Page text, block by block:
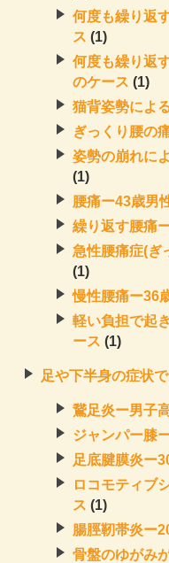
何度も繰り返
ス (1)
何度も繰り返
のケース (1)
猫背姿勢によ
ぎっくり腰の
姿勢の崩れに
(1)
腰痛ー43歳男
繰り返す腰痛
急性腰痛症(ぎ
(1)
慢性腰痛ー36
軽い負担で起
ース (1)
足や下半身の症状
鵞足炎ー男子
ジャンパー膝
足底腱膜炎ー
ロコモティブ
ス (1)
腸脛靭帯炎ー
骨盤のゆがみ